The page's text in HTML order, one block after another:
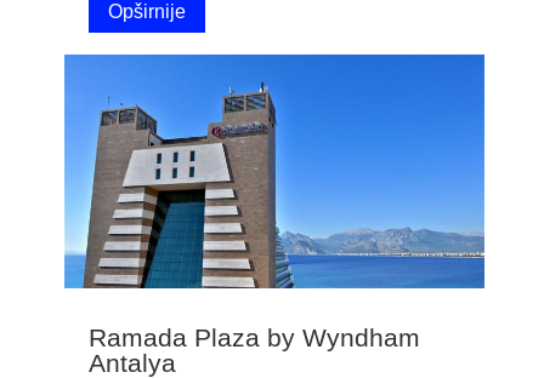
Opširnije
Ramada Plaza by Wyndham
Antalya